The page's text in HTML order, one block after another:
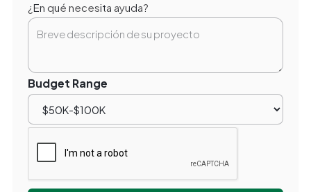
¿En qué necesita ayuda?
Budget Range